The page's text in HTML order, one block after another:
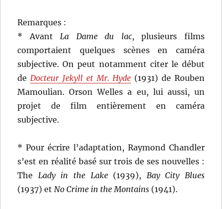
Remarques :
* Avant La Dame du lac, plusieurs films
comportaient quelques scènes en caméra
subjective. On peut notamment citer le début
de Docteur Jekyll et Mr. Hyde (1931) de Rouben
Mamoulian. Orson Welles a eu, lui aussi, un
projet de film entièrement en caméra
subjective.
* Pour écrire l’adaptation, Raymond Chandler
s’est en réalité basé sur trois de ses nouvelles :
The Lady in the Lake(1939), Bay City Blues
(1937) et No Crime in the Montains (1941).